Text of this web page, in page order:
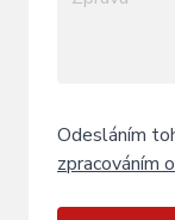
Odesláním
zpracováním